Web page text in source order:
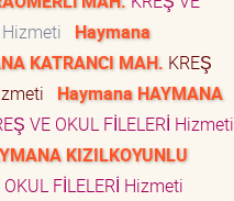
Hizmeti
Haymana
KATRANCI MAH. KREŞ
Haymana HAYMANA
VE OKUL FİLELERİ Hizmeti
KIZILKOYUNLU
OKUL FİLELERİ Hizmeti